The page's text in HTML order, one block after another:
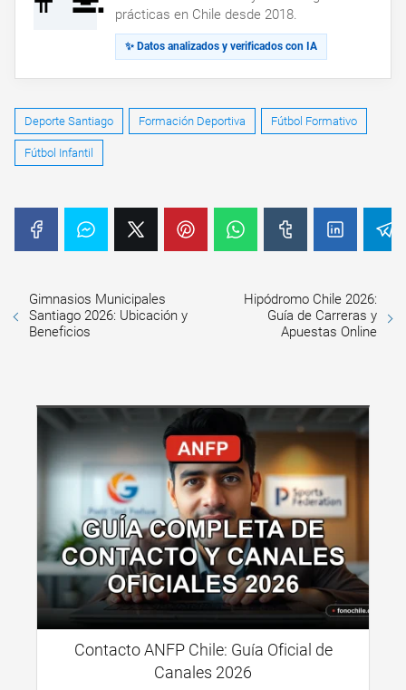
prácticas en Chile desde 2018.
✨ Datos analizados y verificados con IA
Deporte Santiago Formación Deportiva Fútbol Formativo
Fútbol Infantil
Gimnasios Municipales
Santiago 2026: Ubicación y
Beneficios
Hipódromo Chile 2026:
Guía de Carreras y
Apuestas Online
Contacto ANFP Chile: Guía Oficial de
Canales 2026